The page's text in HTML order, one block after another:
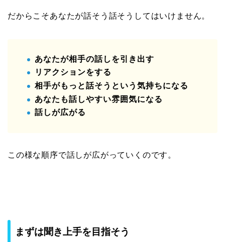
だからこそあなたが話そう話そうしてはいけません。
あなたが相手の話しを引き出す
リアクションをする
相手がもっと話そうという気持ちになる
あなたも話しやすい雰囲気になる
話しが広がる
この様な順序で話しが広がっていくのです。
まずは聞き上手を目指そう